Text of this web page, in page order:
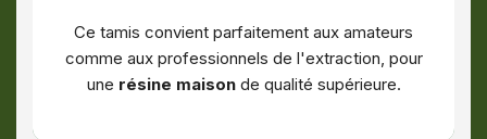
Ce tamis convient parfaitement aux amateurs
comme aux professionnels de l'extraction, pour
une résine maisonde qualité supérieure.